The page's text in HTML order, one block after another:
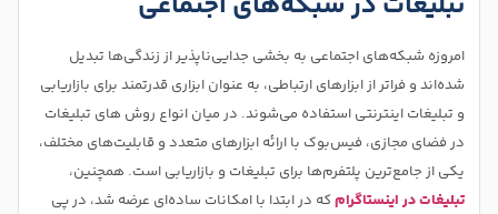
امروزه شبکه‌های اجتماعی به بخشی جدایی‌‌ناپذیر از زندگی‌ها تبدیل
شده‌اند و فراتر از ابزارهای ارتباطی، به عنوان ابزاری قدرتمند برای بازاریابی
و تبلیغات اینترنتی استفاده می‌شوند. در میان انواع روش های تبلیغات
در فضای مجازی، فیس‌بوک با ارائه ابزارهای متعدد و قابلیت‌های مختلف،
یکی از جامع‌ترین پلتفرم‌ها برای تبلیغات و بازاریابی است. همچنین،
تبلیغات در اینستاگرامکه در ابتدا با امکانات ساده‌ای عرضه شد، در پی